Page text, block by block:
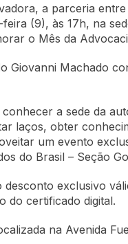
a parceria
(9), às 17h, na
o Mês da
Giovanni Machado
a sede da
laços, obter
um evento
do Brasil – Seção
desconto exclusivo
do certificado digital.
na Avenida